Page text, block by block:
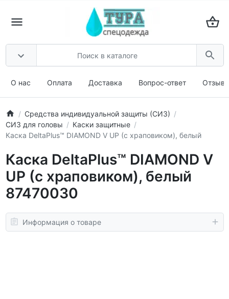
О нас Оплата Доставка Вопрос-ответ
Средства индивидуальной защиты (СИЗ)
СИЗ для головы
Каски защитные
Каска DeltaPlus™ DIAMOND V UP (с храповиком), белый
Каска DeltaPlus™ DIAMOND V
UP (с храповиком), белый
87470030
Информация о товаре